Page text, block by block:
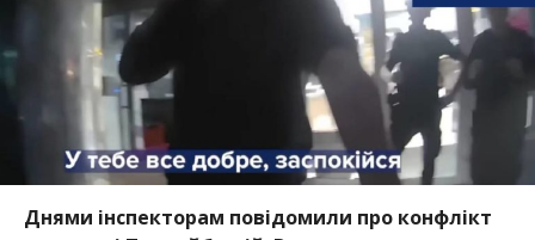
Днями інспекторам повідомили про конфлікт